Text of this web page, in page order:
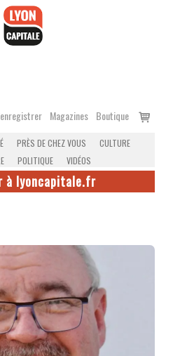
Magazines Boutique
Voir
PRÈS DE CHEZ VOUS
CULTURE
POLITIQUE VIDÉOS
à lyoncapitale.fr